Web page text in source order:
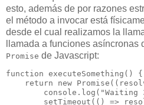
esto, además de por razones
el método a invocar está
desde el cual realizamos la
llamada a funciones asíncronas
Promise de Javascript:
function executeSomething() {
return new
console.log("Waiting
setTimeout(() =>